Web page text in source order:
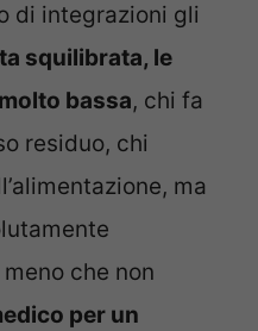
di integrazioni gli
squilibrata, le
bassa, chi fa
residuo, chi
ma
che non
per un